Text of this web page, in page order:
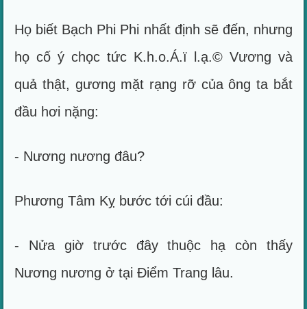
Họ biết Bạch Phi Phi nhất định sẽ đến, nhưng
họ cố ý chọc tức K.h.o.Á.ï l.ạ.© Vương và
quả thật, gương mặt rạng rỡ của ông ta bắt
đầu hơi nặng:
- Nương nương đâu?
Phương Tâm Kỵ bước tới cúi đầu:
- Nửa giờ trước đây thuộc hạ còn thấy
Nương nương ở tại Điểm Trang lâu.